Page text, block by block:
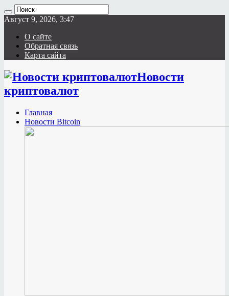
Август 9, 2026, 3:47
О сайте
Обратная связь
Карта сайта
Новости
криптовалют
Главная
Новости Bitcoin